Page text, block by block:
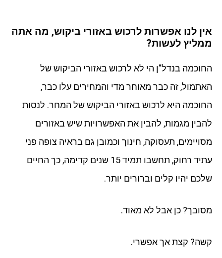
אין לנו אפשרות לרכוש באזורי ביקוש, מה אתה
ממליץ לעשות?
החוכמה בנדל"ן הי לא לרכוש באזורי הביקוש של
האתמול, זה כבר מאוחר מדי והמחירים עלו כבר,
החוכמה היא לרכוש באזורי הביקוש של המחר. לנסות
להבין מגמות, להבין את האפשרויות שיש באזורים
מסויימים, תעסוקה, חינוך וכמובן גם בראיה צופה פני
עתיד רחוק, תחשבו תמיד 15 שנים קדימה, כך החיים
שלכם יהיו קלים וברורים יותר.
מסובך? כן אבל לא מאוד.
קשה? קצת אך אפשרי.